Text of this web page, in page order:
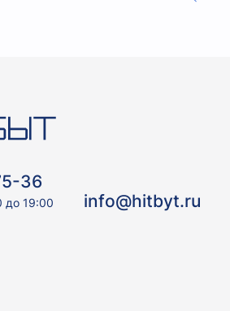
36
до 19:00 info@hitbyt.ru